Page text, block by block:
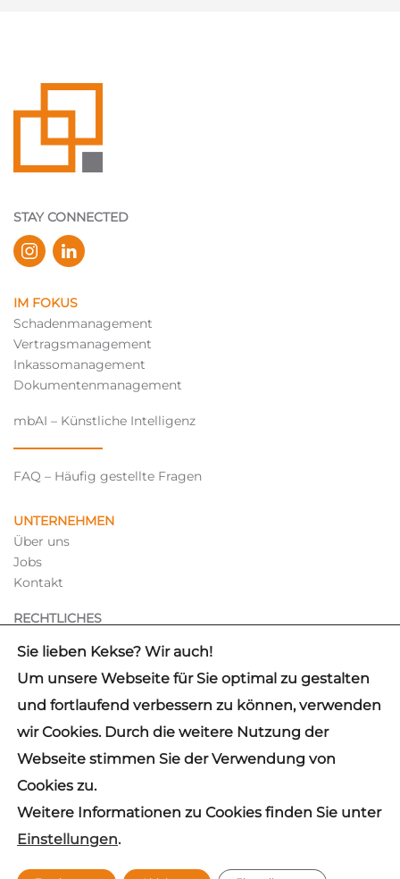
STAY CONNECTED
IM FOKUS
Schadenmanagement
Vertragsmanagement
Inkassomanagement
Dokumentenmanagement
mbAI – Künstliche Intelligenz
FAQ – Häufig gestellte Fragen
UNTERNEHMEN
Über uns
Jobs
Kontakt
RECHTLICHES
Impressum
Datenschutz
✓IDW PS 880 CERTIFIED
Hinweis: Aus Gründen der besseren Lesbarkeit wird auf die
gleichzeitige Verwendung der Sprachformen männlich,
weiblich und divers (m/w/d) verzichtet. Sämtliche
Personenbezeichnungen gelten gleichermaßen für alle
Wertung.
Sie lieben Kekse? Wir auch!
Um unsere Webseite für Sie optimal zu gestalten
und fortlaufend verbessern zu können, verwenden
wir Cookies. Durch die weitere Nutzung der
Webseite stimmen Sie der Verwendung von
Cookies zu.
Weitere Informationen zu Cookies finden Sie unter
Einstellungen.